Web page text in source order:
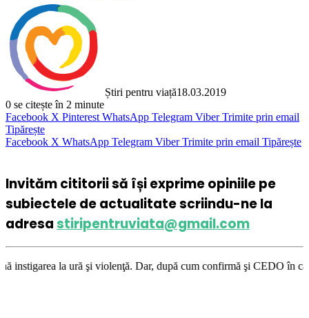
Știri pentru viață18.03.2019
0 se citește în 2 minute
Facebook X Pinterest WhatsApp Telegram Viber Trimite prin email
Tipărește
Facebook X WhatsApp Telegram Viber Trimite prin email Tipărește
Invităm cititorii să își exprime opiniile pe
subiectele de actualitate scriindu-ne la
adresastiripentruviata@gmail.com
ură şi violenţă. Dar, după cum confirmă şi CEDO în cazul